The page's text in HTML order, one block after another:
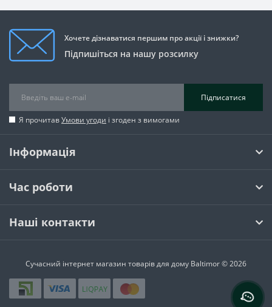
Хочете дізнаватися першим про акції і знижки?
Підпишіться на нашу розсилку
Підписатися
Я прочитавУмови угоди і згоден з вимогами
Інформація
Час роботи
Наші контакти
Сучасний інтернет магазин товарів для дому Baltimor © 2026